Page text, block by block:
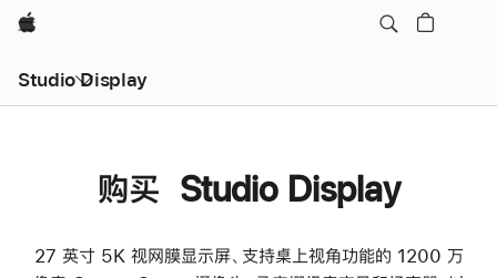
Apple
Studio Display
购买 Studio Display
27 英寸 5K 视网膜显示屏、支持桌上视角功能的 1200 万